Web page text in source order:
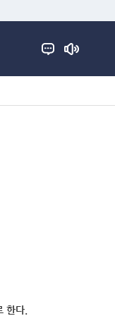
한다.